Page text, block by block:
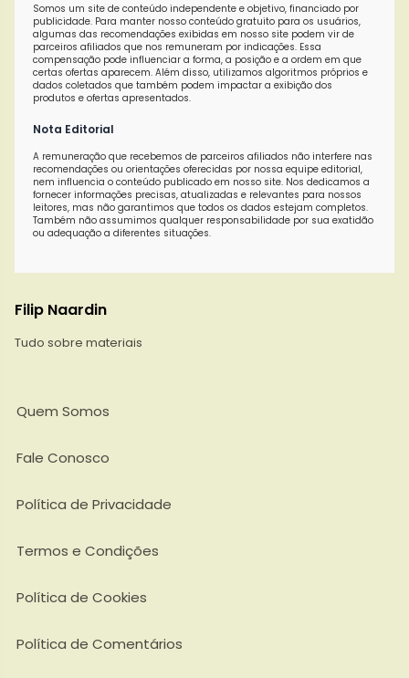
Somos um site de conteúdo independente e objetivo, financiado por
publicidade. Para manter nosso conteúdo gratuito para os usuários,
algumas das recomendações exibidas em nosso site podem vir de
parceiros afiliados que nos remuneram por indicações. Essa
compensação pode influenciar a forma, a posição e a ordem em que
certas ofertas aparecem. Além disso, utilizamos algoritmos próprios e
dados coletados que também podem impactar a exibição dos
produtos e ofertas apresentados.
Nota Editorial
A remuneração que recebemos de parceiros afiliados não interfere nas
recomendações ou orientações oferecidas por nossa equipe editorial,
nem influencia o conteúdo publicado em nosso site. Nos dedicamos a
fornecer informações precisas, atualizadas e relevantes para nossos
leitores, mas não garantimos que todos os dados estejam completos.
Também não assumimos qualquer responsabilidade por sua exatidão
ou adequação a diferentes situações.
Filip Naardin
Tudo sobre materiais
Quem Somos
Fale Conosco
Política de Privacidade
Termos e Condições
Política de Cookies
Política de Comentários